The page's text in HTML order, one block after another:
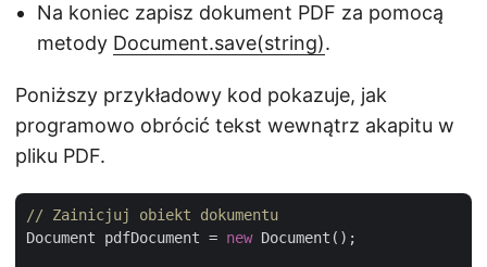
Na koniec zapisz dokument PDF za pomocą
metody Document.save(string).
Poniższy przykładowy kod pokazuje, jak
programowo obrócić tekst wewnątrz akapitu w
pliku PDF.
// Zainicjuj obiekt dokumentu
Document pdfDocument = new Document();